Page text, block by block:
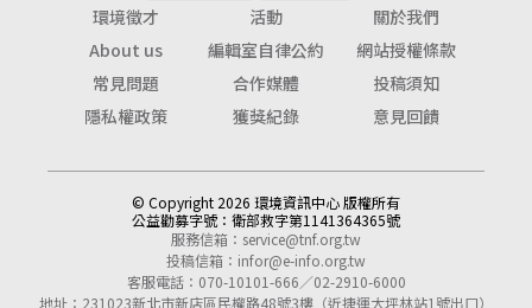
環境徵才
活動
關於我們
About us
編輯室自律公約
網站授權條款
常見問題
合作媒體
投稿須知
隱私權政策
獲獎紀錄 意見回饋
© Copyright 2026 環境資訊中心 版權所有
公益勸募字號： 衛部救字第1141364365號
服務信箱： service@tnf.org.tw
投稿信箱： infor@e-info.org.tw
客服電話：070-10101-666／02-2910-6000
地址：231023新北市新店區民權路48號3樓（近捷運大坪林站1號出口）